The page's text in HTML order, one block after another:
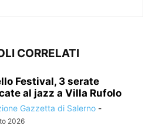
CORRELATI
Festival, 3 serate
al jazz a Villa Rufolo
Gazzetta di Salerno -
2026